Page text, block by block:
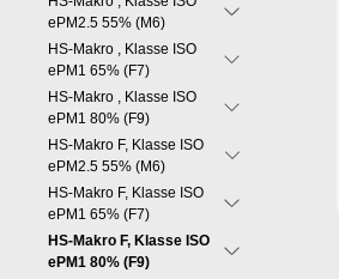
ePM2.5 55% (M6)
HS-Makro , Klasse ISO
ePM1 65% (F7)
HS-Makro , Klasse ISO
ePM1 80% (F9)
HS-Makro F, Klasse ISO
ePM2.5 55% (M6)
HS-Makro F, Klasse ISO
ePM1 65% (F7)
HS-Makro F, Klasse ISO
ePM1 80% (F9)